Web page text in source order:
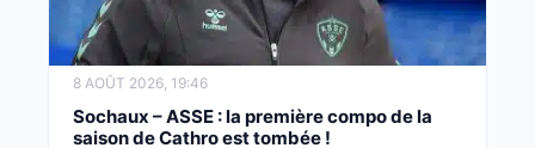
8 AOÛT 2026, 19:46
Sochaux – ASSE : la première compo de la
saison de Cathro est tombée !